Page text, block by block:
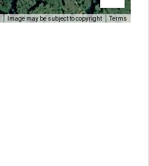
Image may be subject to copyright Terms